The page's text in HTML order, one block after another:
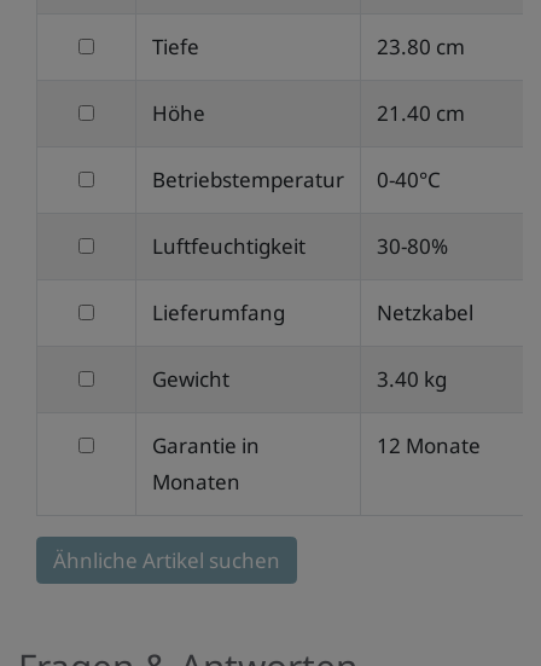
Breite
filtern
Tiefe
Tiefe 23.80 cm
filtern
Höhe
Höhe 21.40 cm
filtern
Betriebstemperatur
Betriebstemperatur 0-40°C
filtern
Luftfeuchtigkeit
Luftfeuchtigkeit 30-80%
filtern
Lieferumfang
Lieferumfang Netzkabel
filtern
Gewicht
Gewicht 3.40 kg
filtern
in
Monaten
Garantie in
Monaten
12 Monate
Ähnliche Artikel suchen